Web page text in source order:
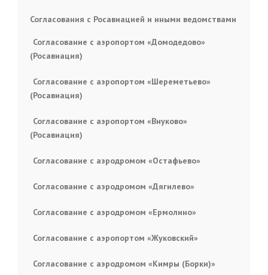
Согласования с Росавиацией и иными ведомствами
Согласование с аэропортом «Домодедово»
(Росавиация)
Согласование с аэропортом «Шереметьево»
(Росавиация)
Согласование с аэропортом «Внуково»
(Росавиация)
Согласование с аэродромом «Остафьево»
Согласование с аэродромом «Дягилево»
Согласование с аэродромом «Ермолино»
Согласование с аэропортом «Жуковский»
Согласование с аэродромом «Кимры (Борки)»